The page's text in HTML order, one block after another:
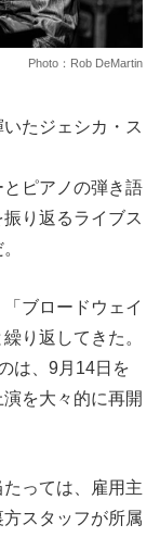
Photo：Rob DeMartin
たジェシカ・ス
ピアノの弾き語
り返るライブス
ブロードウェイ
り返してきた。
は、9月14日を
を大々的に再開
っては、雇用主
スタッフが所属